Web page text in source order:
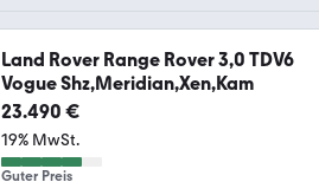
Land Rover Range Rover 3,0 TDV6
Vogue Shz,Meridian,Xen,Kam
23.490 €
19% MwSt.
Guter Preis